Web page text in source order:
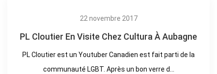
22 novembre 2017
PL Cloutier En Visite Chez Cultura À Aubagne
PL Cloutier est un Youtuber Canadien est fait parti de la
communauté LGBT. Après un bon verre d...